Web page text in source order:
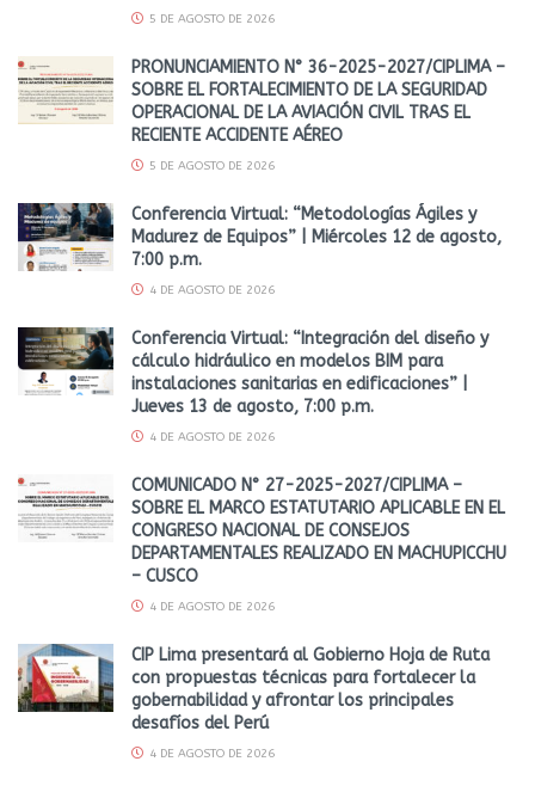
5 DE AGOSTO DE 2026
PRONUNCIAMIENTO N° 36-2025-2027/CIPLIMA –
SOBRE EL FORTALECIMIENTO DE LA SEGURIDAD
OPERACIONAL DE LA AVIACIÓN CIVIL TRAS EL
RECIENTE ACCIDENTE AÉREO
5 DE AGOSTO DE 2026
Conferencia Virtual: “Metodologías Ágiles y
Madurez de Equipos” | Miércoles 12 de agosto,
7:00 p.m.
4 DE AGOSTO DE 2026
Conferencia Virtual: “Integración del diseño y
cálculo hidráulico en modelos BIM para
instalaciones sanitarias en edificaciones” |
Jueves 13 de agosto, 7:00 p.m.
4 DE AGOSTO DE 2026
COMUNICADO N° 27-2025-2027/CIPLIMA –
SOBRE EL MARCO ESTATUTARIO APLICABLE EN EL
CONGRESO NACIONAL DE CONSEJOS
DEPARTAMENTALES REALIZADO EN MACHUPICCHU
– CUSCO
4 DE AGOSTO DE 2026
CIP Lima presentará al Gobierno Hoja de Ruta
con propuestas técnicas para fortalecer la
gobernabilidad y afrontar los principales
desafíos del Perú
4 DE AGOSTO DE 2026